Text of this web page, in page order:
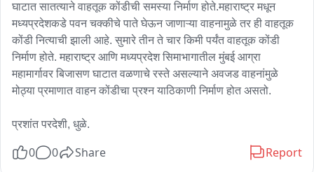
घाटात सातत्याने वाहतूक कोंडीची समस्या निर्माण होते.महाराष्ट्र मधून
मध्यप्रदेशकडे पवन चक्कीचे पाते घेऊन जाणाऱ्या वाहनामुळे तर ही वाहतूक
कोंडी नित्याची झाली आहे. सुमारे तीन ते चार किमी पर्यंत वाहतूक कोंडी
निर्माण होते. महाराष्ट्र आणि मध्यप्रदेश सिमाभागातील मुंबई आग्रा
महामार्गावर बिजासण घाटात वळणाचे रस्ते असल्याने अवजड वाहनांमुळे
मोठ्या प्रमाणात वाहन कोंडीचा प्रश्न याठिकाणी निर्माण होत असतो‌‌.
प्रशांत परदेशी, धुळे.
0 0 Share Report